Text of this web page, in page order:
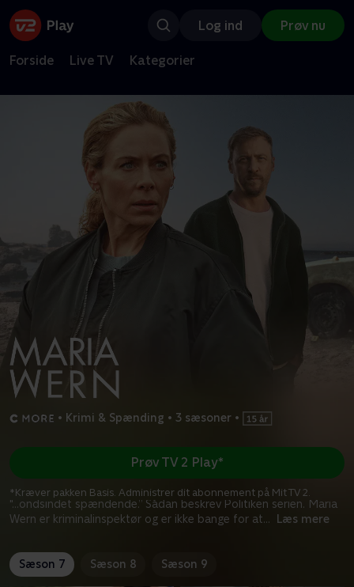
Log ind Prøv nu
Forside Live TV Kategorier
• Krimi & Spænding • 3 sæsoner •
"…ondsindet spændende.” Sådan beskrev Politiken serien. Maria
Wern er kriminalinspektør og er ikke bange for at... Læs mere
Prøv TV 2 Play*
*Kræver pakken Basis. Administrer dit abonnement på Mit TV 2.
Sæson 7 Sæson 8 Sæson 9